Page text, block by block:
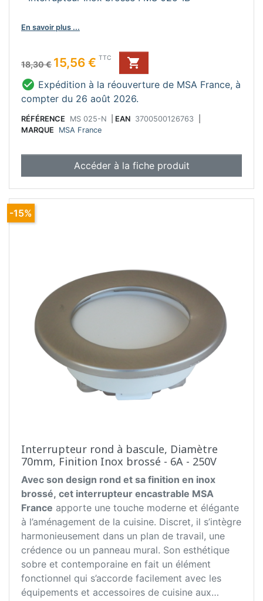
En savoir plus ...
Prix de base
18,30 €
Prix 15,56 € TTC

 Expédition à la réouverture de MSA France, à
compter du 26 août 2026.
RÉFÉRENCE MS 025-N EAN 3700500126763
MARQUE
MSA France
Accéder à la fiche produit
Interrupteur rond à bascule, Diamètre
70mm, Finition Inox brossé - 6A - 250V
Avec son design rond et sa finition en inox
brossé, cet interrupteur encastrable MSA
France apporte une touche moderne et élégante
à l’aménagement de la cuisine. Discret, il s’intègre
harmonieusement dans un plan de travail, une
crédence ou un panneau mural. Son esthétique
sobre et contemporaine en fait un élément
fonctionnel qui s’accorde facilement avec les
équipements et accessoires de cuisine aux
-15%